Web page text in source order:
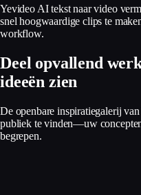
Yevideo AI tekst naar video
snel hoogwaardige clips te
workflow.
Deel opvallend
ideeën zien
De openbare inspiratiegalerij
publiek te vinden—uw
begrepen.